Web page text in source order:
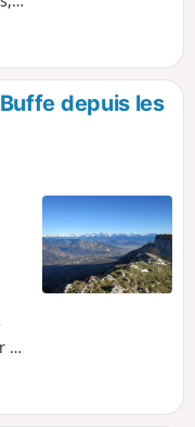
depuis les